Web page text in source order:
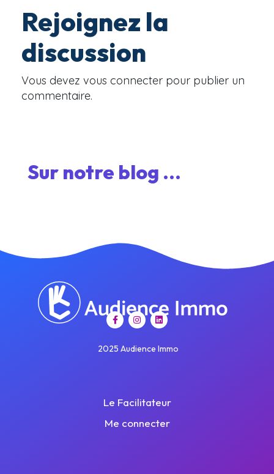
Rejoignez la
discussion
Vous devez vous connecter pour publier un
commentaire.
Sur notre blog ...
2025 Audience Immo
Le Facilitateur
Me connecter